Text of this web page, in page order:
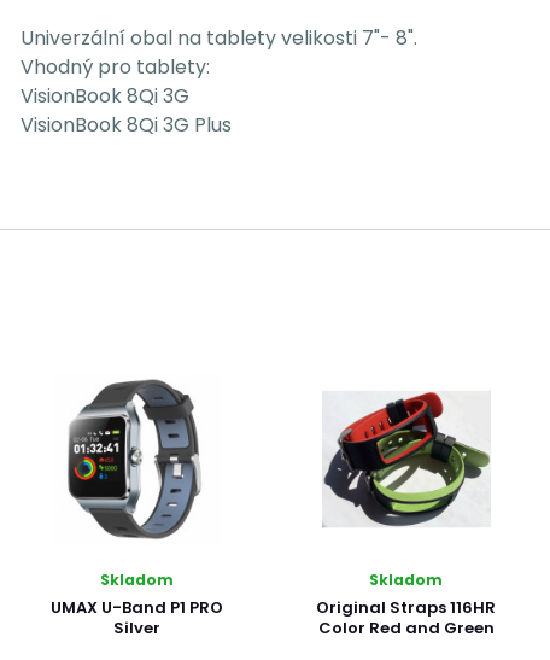
Univerzální obal na tablety velikosti 7"- 8".
Vhodný pro tablety:
VisionBook 8Qi 3G
VisionBook 8Qi 3G Plus
Skladom
UMAX U-Band P1 PRO
Silver
Skladom
Original Straps 116HR
Color Red and Green